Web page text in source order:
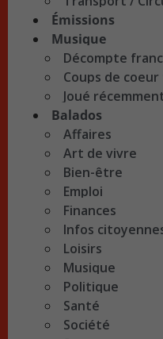
Émissions
Musique
Décompte
Coups de
Joué
Balados
Affaires
Art de vivre
Bien-être
Emploi
Finances
Infos
Loisirs
Musique
Politique
Santé
Société